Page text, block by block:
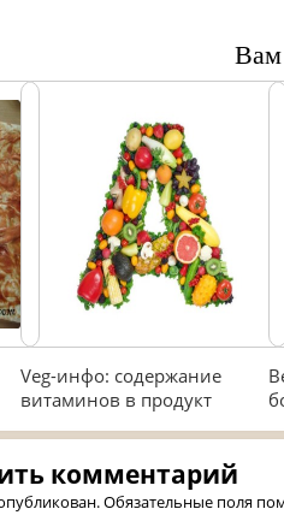
Вам
Veg-инфо: содержание
витаминов в продукт
комментарий
Обязательные поля